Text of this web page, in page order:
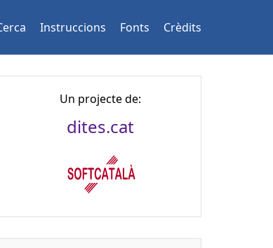
Instruccions Fonts Crèdits
Un projecte de:
dites.cat